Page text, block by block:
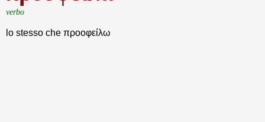
verbo
lo stesso che προοφείλω